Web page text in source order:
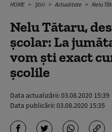
HOME Știri Actualitate Nelu Tătaru,
Nelu Tătaru,
școlar: La
vom ști exact
școlile
Data actualizării:03.08.2020 15:39
Data publicării:03.08.2020 15:35